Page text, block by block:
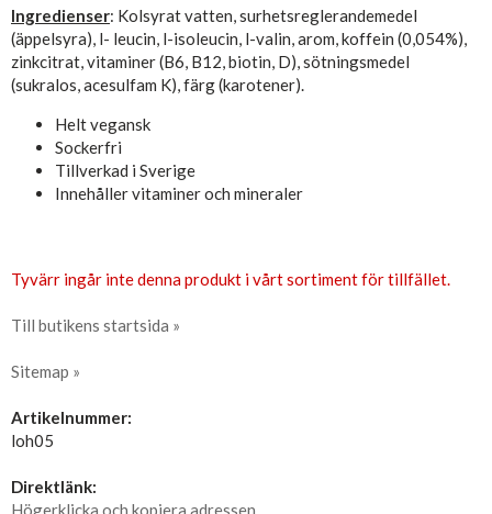
Ingredienser: Kolsyrat vatten, surhetsreglerandemedel
(äppelsyra), l- leucin, l-isoleucin, l-valin, arom, koffein (0,054%),
zinkcitrat, vitaminer (B6, B12, biotin, D), sötningsmedel
(sukralos, acesulfam K), färg (karotener).
Helt vegansk
Sockerfri
Tillverkad i Sverige
Innehåller vitaminer och mineraler
Tyvärr ingår inte denna produkt i vårt sortiment för tillfället.
Till butikens startsida »
Sitemap »
Artikelnummer:
loh05
Direktlänk:
Högerklicka och kopiera adressen